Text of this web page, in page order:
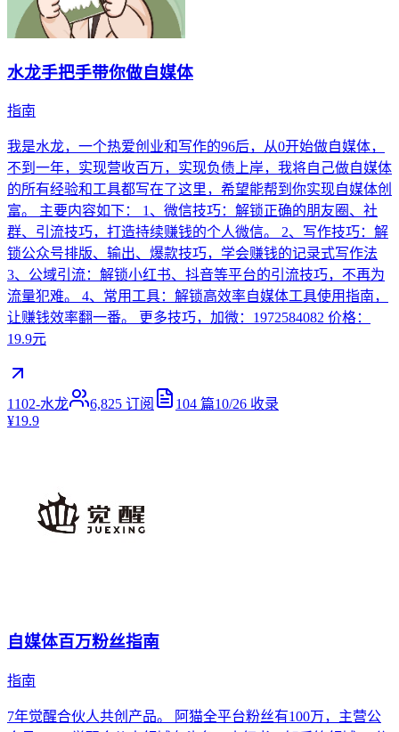
水龙手把手带你做自媒体
指南
我是水龙，一个热爱创业和写作的96后，从0开始做自媒体，
不到一年，实现营收百万，实现负债上岸，我将自己做自媒体
的所有经验和工具都写在了这里，希望能帮到你实现自媒体创
富。 主要内容如下： 1、微信技巧：解锁正确的朋友圈、社
群、引流技巧，打造持续赚钱的个人微信。 2、写作技巧：解
锁公众号排版、输出、爆款技巧，学会赚钱的记录式写作法
3、公域引流：解锁小红书、抖音等平台的引流技巧，不再为
流量犯难。 4、常用工具：解锁高效率自媒体工具使用指南，
让赚钱效率翻一番。 更多技巧，加微：1972584082 价格：
19.9元
1102-水龙 6,825 订阅 104 篇10/26 收录
¥19.9
自媒体百万粉丝指南
指南
7年觉醒合伙人共创产品。 阿猫全平台粉丝有100万，主营公